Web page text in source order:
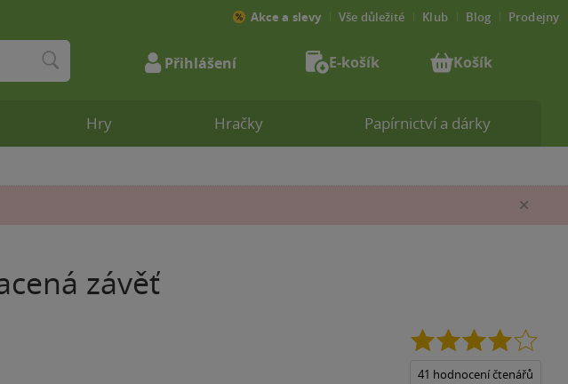
závěť
41 hodnocení čtenářů
Hry Hračky Papírnictví a dárky
Akce a slevy Vše důležité Klub Blog Prodejny
Přihlášení E-košík Košík